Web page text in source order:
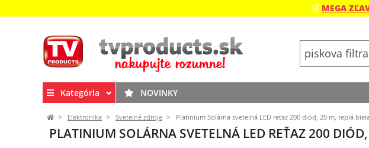
🛒 MEGA
Kategória NOVINKY
Elektronika Svetelné zdroje Platinium Solárna svetelná LED reťaz 200 diód, 20 m, teplá
PLATINIUM SOLÁRNA SVETELNÁ LED REŤAZ 200